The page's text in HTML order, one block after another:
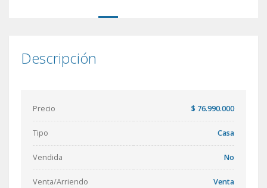
Descripción
Precio $ 76.990.000
Tipo Casa
Vendida No
Venta/Arriendo Venta